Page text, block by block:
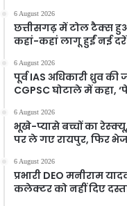
6 August 2026
छत्तीसगढ़ में टोल टैक्स
कहां-कहां लागू हुईं नई दरें
6 August 2026
पूर्व IAS अधिकारी ध्रुव
CGPSC घोटाले में कहा,
6 August 2026
भूखे-प्यासे बच्चों का
पर ले गए रायपुर, फिर
6 August 2026
प्रभारी DEO मनीराम
कलेक्टर को नहीं दिए